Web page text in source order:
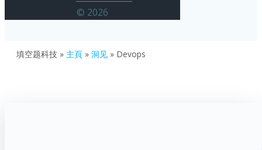
© 2026
填空题科技 » 主頁 » 洞见 » Devops